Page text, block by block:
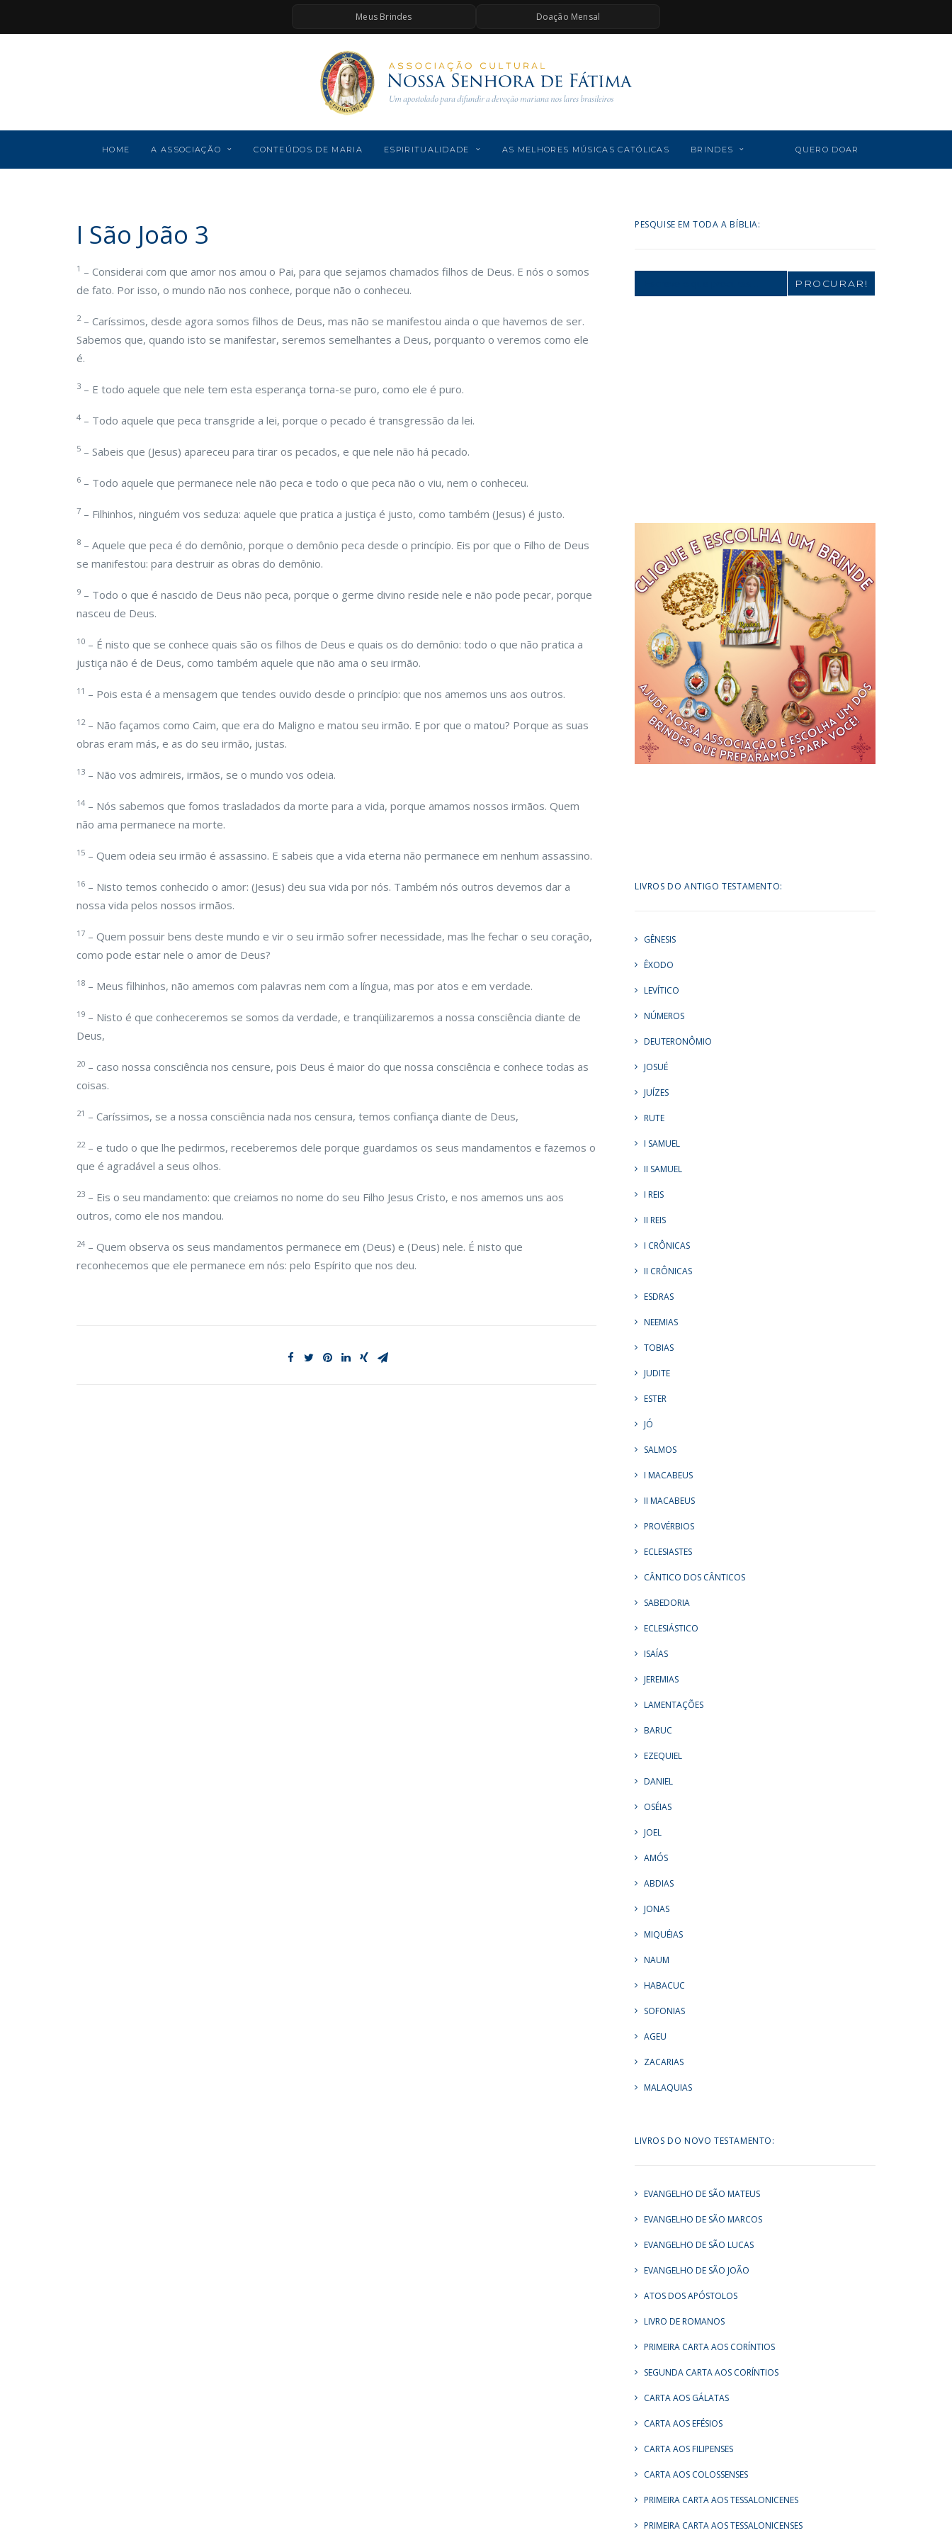
Meus Brindes Doação Mensal
HOME A ASSOCIAÇÃO CONTEÚDOS DE MARIA ESPIRITUALIDADE AS MELHORES MÚSICAS CATÓLICAS BRINDES QUERO DOAR
I São João 3
1 – Considerai com que amor nos amou o Pai, para que sejamos chamados filhos de Deus. E nós o somos
de fato. Por isso, o mundo não nos conhece, porque não o conheceu.
2– Caríssimos, desde agora somos filhos de Deus, mas não se manifestou ainda o que havemos de ser.
Sabemos que, quando isto se manifestar, seremos semelhantes a Deus, porquanto o veremos como ele
é.
3 – E todo aquele que nele tem esta esperança torna-se puro, como ele é puro.
4 – Todo aquele que peca transgride a lei, porque o pecado é transgressão da lei.
5 – Sabeis que (Jesus) apareceu para tirar os pecados, e que nele não há pecado.
6 – Todo aquele que permanece nele não peca e todo o que peca não o viu, nem o conheceu.
7 – Filhinhos, ninguém vos seduza: aquele que pratica a justiça é justo, como também (Jesus) é justo.
8 – Aquele que peca é do demônio, porque o demônio peca desde o princípio. Eis por que o Filho de Deus
se manifestou: para destruir as obras do demônio.
9 – Todo o que é nascido de Deus não peca, porque o germe divino reside nele e não pode pecar, porque
nasceu de Deus.
10 – É nisto que se conhece quais são os filhos de Deus e quais os do demônio: todo o que não pratica a
justiça não é de Deus, como também aquele que não ama o seu irmão.
11 – Pois esta é a mensagem que tendes ouvido desde o princípio: que nos amemos uns aos outros.
12– Não façamos como Caim, que era do Maligno e matou seu irmão. E por que o matou? Porque as suas
obras eram más, e as do seu irmão, justas.
13 – Não vos admireis, irmãos, se o mundo vos odeia.
14 – Nós sabemos que fomos trasladados da morte para a vida, porque amamos nossos irmãos. Quem
não ama permanece na morte.
15 – Quem odeia seu irmão é assassino. E sabeis que a vida eterna não permanece em nenhum assassino.
16 – Nisto temos conhecido o amor: (Jesus) deu sua vida por nós. Também nós outros devemos dar a
nossa vida pelos nossos irmãos.
17 – Quem possuir bens deste mundo e vir o seu irmão sofrer necessidade, mas lhe fechar o seu coração,
como pode estar nele o amor de Deus?
18 – Meus filhinhos, não amemos com palavras nem com a língua, mas por atos e em verdade.
19 – Nisto é que conheceremos se somos da verdade, e tranqüilizaremos a nossa consciência diante de
Deus,
20 – caso nossa consciência nos censure, pois Deus é maior do que nossa consciência e conhece todas as
coisas.
21 – Caríssimos, se a nossa consciência nada nos censura, temos confiança diante de Deus,
22– e tudo o que lhe pedirmos, receberemos dele porque guardamos os seus mandamentos e fazemos o
que é agradável a seus olhos.
23 – Eis o seu mandamento: que creiamos no nome do seu Filho Jesus Cristo, e nos amemos uns aos
outros, como ele nos mandou.
24 – Quem observa os seus mandamentos permanece em (Deus) e (Deus) nele. É nisto que
reconhecemos que ele permanece em nós: pelo Espírito que nos deu.
PESQUISE EM TODA A BÍBLIA:
Search
LIVROS DO ANTIGO TESTAMENTO:
GÊNESIS
ÊXODO
LEVÍTICO
NÚMEROS
DEUTERONÔMIO
JOSUÉ
JUÍZES
RUTE
I SAMUEL
II SAMUEL
I REIS
II REIS
I CRÔNICAS
II CRÔNICAS
ESDRAS
NEEMIAS
TOBIAS
JUDITE
ESTER
JÓ
SALMOS
I MACABEUS
II MACABEUS
PROVÉRBIOS
ECLESIASTES
CÂNTICO DOS CÂNTICOS
SABEDORIA
ECLESIÁSTICO
ISAÍAS
JEREMIAS
LAMENTAÇÕES
BARUC
EZEQUIEL
DANIEL
OSÉIAS
JOEL
AMÓS
ABDIAS
JONAS
MIQUÉIAS
NAUM
HABACUC
SOFONIAS
AGEU
ZACARIAS
MALAQUIAS
LIVROS DO NOVO TESTAMENTO:
EVANGELHO DE SÃO MATEUS
EVANGELHO DE SÃO MARCOS
EVANGELHO DE SÃO LUCAS
EVANGELHO DE SÃO JOÃO
ATOS DOS APÓSTOLOS
LIVRO DE ROMANOS
PRIMEIRA CARTA AOS CORÍNTIOS
SEGUNDA CARTA AOS CORÍNTIOS
CARTA AOS GÁLATAS
CARTA AOS EFÉSIOS
CARTA AOS FILIPENSES
CARTA AOS COLOSSENSES
PRIMEIRA CARTA AOS TESSALONICENES
PRIMEIRA CARTA AOS TESSALONICENSES